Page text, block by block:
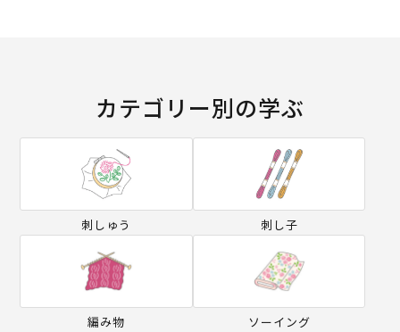
カテゴリー別の学ぶ
刺しゅう 刺し子
編み物 ソーイング